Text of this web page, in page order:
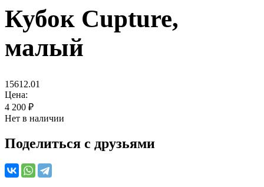
Кубок Cupture,
малый
15612.01
Цена:
4 200 ₽
Нет в наличии
Поделиться с друзьями